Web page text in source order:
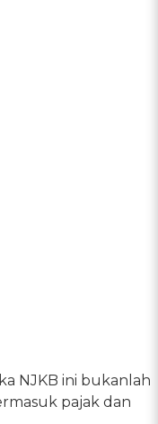
NJKB ini bukanlah
pajak dan